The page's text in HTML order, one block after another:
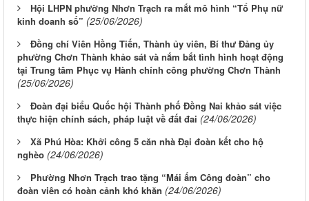
Hội LHPN phường Nhơn Trạch ra mắt mô hình “Tổ Phụ nữ
kinh doanh số” (25/06/2026)
Đồng chí Viên Hồng Tiến, Thành ủy viên, Bí thư Đảng ủy
phường Chơn Thành khảo sát và nắm bắt tình hình hoạt động
tại Trung tâm Phục vụ Hành chính công phường Chơn Thành
(25/06/2026)
Đoàn đại biểu Quốc hội Thành phố Đồng Nai khảo sát việc
thực hiện chính sách, pháp luật về đất đai (24/06/2026)
Xã Phú Hòa: Khởi công 5 căn nhà Đại đoàn kết cho hộ
nghèo (24/06/2026)
Phường Nhơn Trạch trao tặng “Mái ấm Công đoàn” cho
đoàn viên có hoàn cảnh khó khăn (24/06/2026)